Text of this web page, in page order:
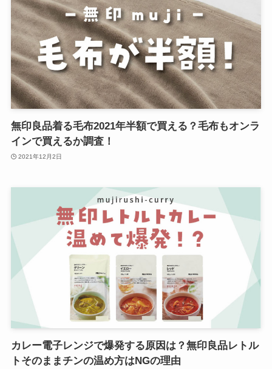
無印良品着る毛布2021年半額で買える？毛布もオンラ
インで買えるか調査！
2021年12月2日
カレー電子レンジで爆発する原因は？無印良品レトル
トそのままチンの温め方はNGの理由